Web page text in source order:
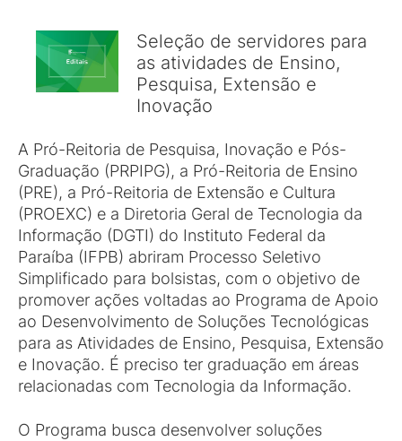
Seleção de servidores para
as atividades de Ensino,
Pesquisa, Extensão e
Inovação
A Pró-Reitoria de Pesquisa, Inovação e Pós-
Graduação (PRPIPG), a Pró-Reitoria de Ensino
(PRE), a Pró-Reitoria de Extensão e Cultura
(PROEXC) e a Diretoria Geral de Tecnologia da
Informação (DGTI) do Instituto Federal da
Paraíba (IFPB) abriram Processo Seletivo
Simplificado para bolsistas, com o objetivo de
promover ações voltadas ao Programa de Apoio
ao Desenvolvimento de Soluções Tecnológicas
para as Atividades de Ensino, Pesquisa, Extensão
e Inovação. É preciso ter graduação em áreas
relacionadas com Tecnologia da Informação.
O Programa busca desenvolver soluções